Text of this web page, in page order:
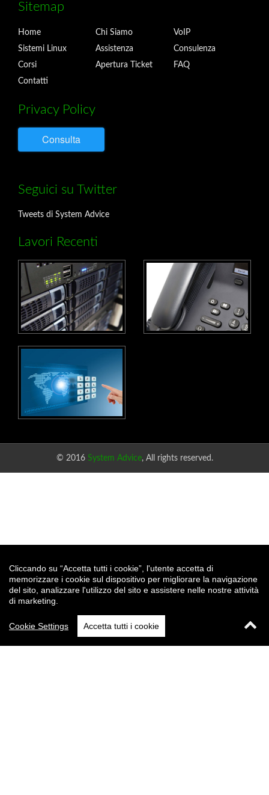
Cliccando su “Accetta tutti i cookie”, l'utente accetta di
memorizzare i cookie sul dispositivo per migliorare la navigazione
del sito, analizzare l'utilizzo del sito e assistere nelle nostre attività
di marketing.
Cookie Settings Accetta tutti i cookie
Sitemap
Home Chi Siamo
VoIP
Sistemi Linux
Assistenza
Consulenza
Corsi
Apertura Ticket
FAQ
Contatti
Privacy Policy
Consulta
Seguici su Twitter
Tweets di System Advice
Lavori Recenti
© 2016 System Advice, All rights reserved.